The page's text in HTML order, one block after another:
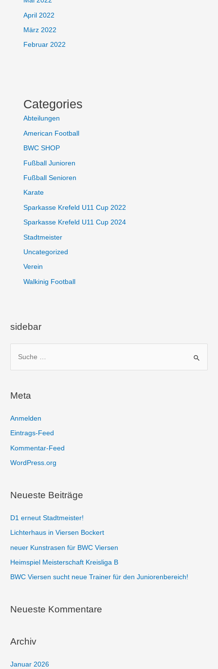
April 2022
März 2022
Februar 2022
Categories
Abteilungen
American Football
BWC SHOP
Fußball Junioren
Fußball Senioren
Karate
Sparkasse Krefeld U11 Cup 2022
Sparkasse Krefeld U11 Cup 2024
Stadtmeister
Uncategorized
Verein
Walkinig Football
sidebar
n
Meta
Anmelden
Eintrags-Feed
Kommentar-Feed
WordPress.org
Neueste Beiträge
D1 erneut Stadtmeister!
Lichterhaus in Viersen Bockert
neuer Kunstrasen für BWC Viersen
Heimspiel Meisterschaft Kreisliga B
BWC Viersen sucht neue Trainer für den Juniorenbereich!
Neueste Kommentare
Archiv
Januar 2026